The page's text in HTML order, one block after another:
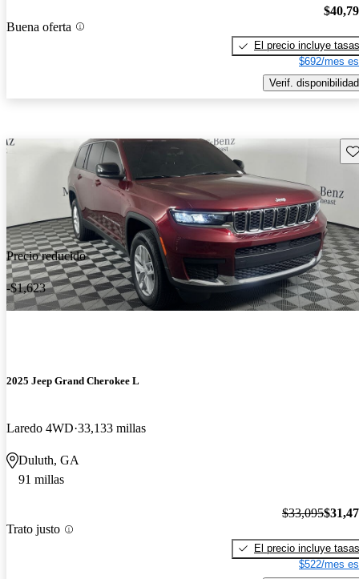
Buena oferta
El precio incluye tasas
$692/mes
Verif. disponibilidad
Precio reducido
-$1,623
2025 Jeep Grand Cherokee L
Laredo 4WD 33,133 millas
Duluth, GA
91 millas
Trato justo
$33,095
El precio incluye tasas
$522/mes